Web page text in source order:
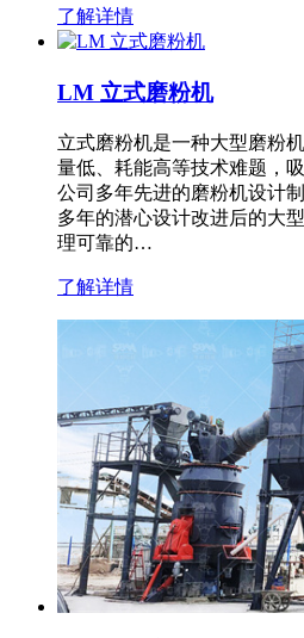
了解详情
LM 立式磨粉机
立式磨粉机是一种大型磨粉
量低、耗能高等技术难题，
公司多年先进的磨粉机设计
多年的潜心设计改进后的大
理可靠的…
了解详情